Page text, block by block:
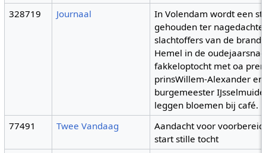
328719
Journaal
In Volendam wordt een
gehouden ter
slachtoffers van de brand
Hemel in de
fakkeloptocht met oa
prinsWillem-Alexander en
burgemeester
leggen bloemen bij café.
77491
Twee Vandaag
Aandacht voor
start stille tocht